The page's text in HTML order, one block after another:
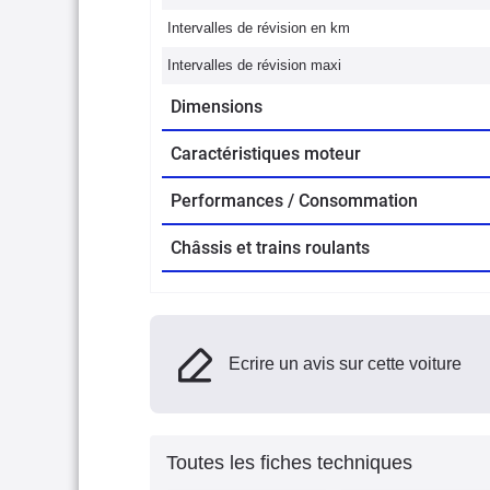
Intervalles de révision en km
Intervalles de révision maxi
Dimensions
Caractéristiques moteur
Performances / Consommation
Châssis et trains roulants
Ecrire un avis sur cette voiture
Toutes les fiches techniques